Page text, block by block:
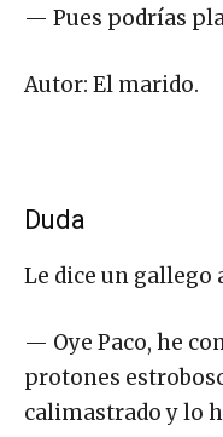
— Pues podrías
Autor: El marido.
Duda
Le dice un gallego
— Oye Paco, he
protones
calimastrado y lo